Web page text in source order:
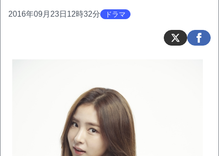
2016年09月23日12時32分 ドラマ